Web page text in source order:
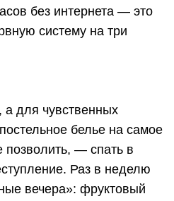
без интернета — это
систему на три
а для чувственных
белье на самое
позволить, — спать в
Раз в неделю
вечера»: фруктовый